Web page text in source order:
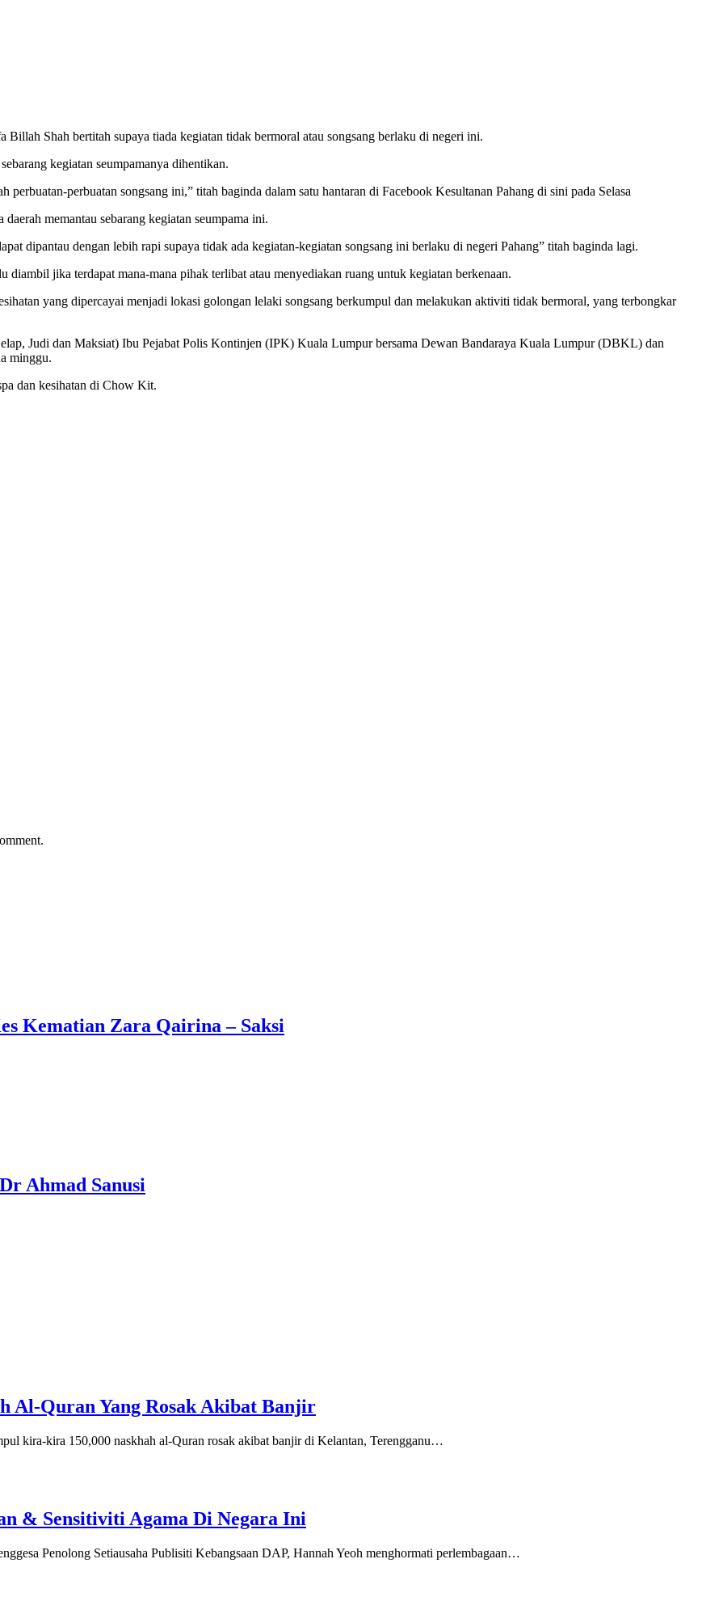
Shah bertitah supaya tiada kegiatan tidak bermoral atau songsang berlaku di negeri ini.
kegiatan seumpamanya dihentikan.
perbuatan songsang ini,” titah baginda dalam satu hantaran di Facebook Kesultanan Pahang di sini pada Selasa
memantau sebarang kegiatan seumpama ini.
dipantau dengan lebih rapi supaya tidak ada kegiatan-kegiatan songsang ini berlaku di negeri Pahang” titah baginda lagi.
jika terdapat mana-mana pihak terlibat atau menyediakan ruang untuk kegiatan berkenaan.
yang dipercayai menjadi lokasi golongan lelaki songsang berkumpul dan melakukan aktiviti tidak bermoral, yang terbongkar
Judi dan Maksiat) Ibu Pejabat Polis Kontinjen (IPK) Kuala Lumpur bersama Dewan Bandaraya Kuala Lumpur (DBKL) dan
minggu.
dan kesihatan di Chow Kit.
Kematian Zara Qairina – Saksi
Ahmad Sanusi
Al-Quran Yang Rosak Akibat Banjir
kira-kira 150,000 naskhah al-Quran rosak akibat banjir di Kelantan, Terengganu…
& Sensitiviti Agama Di Negara Ini
Penolong Setiausaha Publisiti Kebangsaan DAP, Hannah Yeoh menghormati perlembagaan…